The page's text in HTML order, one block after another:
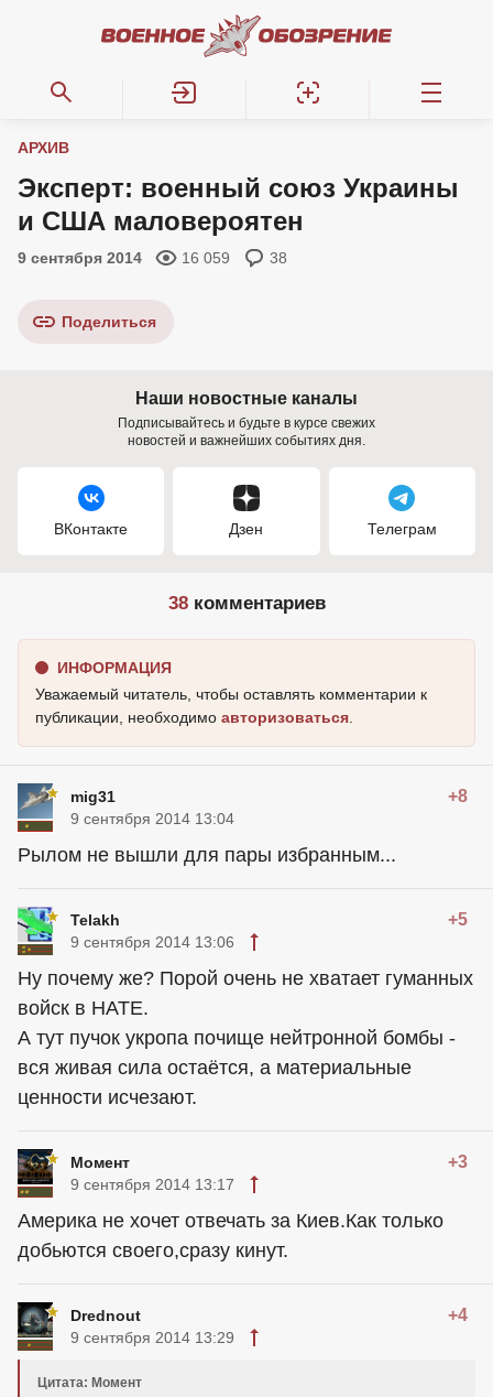
АРХИВ
Эксперт: военный союз Украины
и США маловероятен
9 сентября 2014 16 059 38
Поделиться
Наши новостные каналы
Подписывайтесь и будьте в курсе свежих
новостей и важнейших событиях дня.
ВКонтакте Дзен Телеграм
38комментариев
ИНФОРМАЦИЯ
Уважаемый читатель, чтобы оставлять комментарии к
публикации, необходимо авторизоваться
mig31 +8
9 сентября 2014 13:04
Рылом не вышли для пары избранным...
Telakh +5
9 сентября 2014 13:06
Ну почему же? Порой очень не хватает гуманных
войск в НАТЕ.
А тут пучок укропа почище нейтронной бомбы -
вся живая сила остаётся, а материальные
ценности исчезают.
Момент +3
9 сентября 2014 13:17
Америка не хочет отвечать за Киев.Как только
добьются своего,сразу кинут.
Drednout +4
9 сентября 2014 13:29
Цитата: Момент